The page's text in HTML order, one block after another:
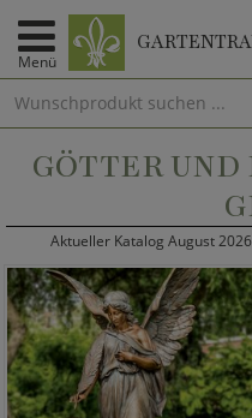
Menü
GÖTTER
Aktueller Katalog August